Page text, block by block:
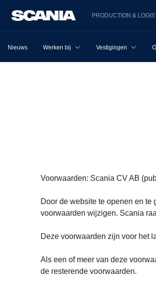
PRODUCTION &
Nieuws Werken bij Vestigingen
Voorwaarden: Scania CV AB
Door de website te openen en
voorwaarden wijzigen. Scania
Deze voorwaarden zijn voor het
Als een of meer van deze
de resterende voorwaarden.